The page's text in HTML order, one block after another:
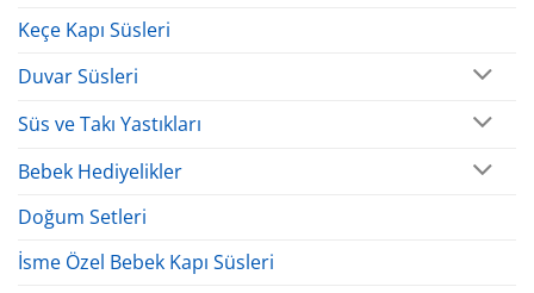
Keçe Kapı Süsleri
Duvar Süsleri
Süs ve Takı Yastıkları
Bebek Hediyelikler
Doğum Setleri
İsme Özel Bebek Kapı Süsleri